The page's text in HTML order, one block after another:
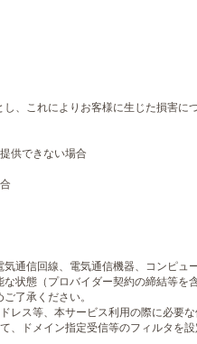
、これによりお客様に生じた損害に
供できない場合
通信回線、電気通信機器、コンピ
状態（プロバイダー契約の締結等
了承ください。
レス等、本サービス利用の際に必要
、ドメイン指定受信等のフィルタを